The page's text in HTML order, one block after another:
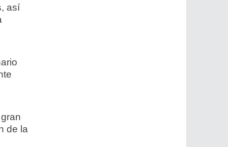
así
de la